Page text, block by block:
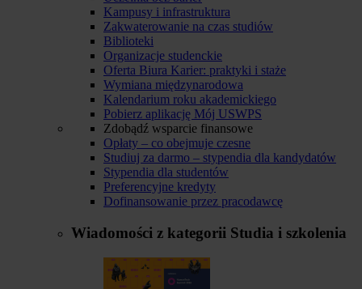
Kampusy i infrastruktura
Zakwaterowanie na czas studiów
Biblioteki
Organizacje studenckie
Oferta Biura Karier: praktyki i staże
Wymiana międzynarodowa
Kalendarium roku akademickiego
Pobierz aplikację Mój USWPS
Zdobądź wsparcie finansowe
Opłaty – co obejmuje czesne
Studiuj za darmo – stypendia dla kandydatów
Stypendia dla studentów
Preferencyjne kredyty
Dofinansowanie przez pracodawcę
Wiadomości z kategorii Studia i szkolenia